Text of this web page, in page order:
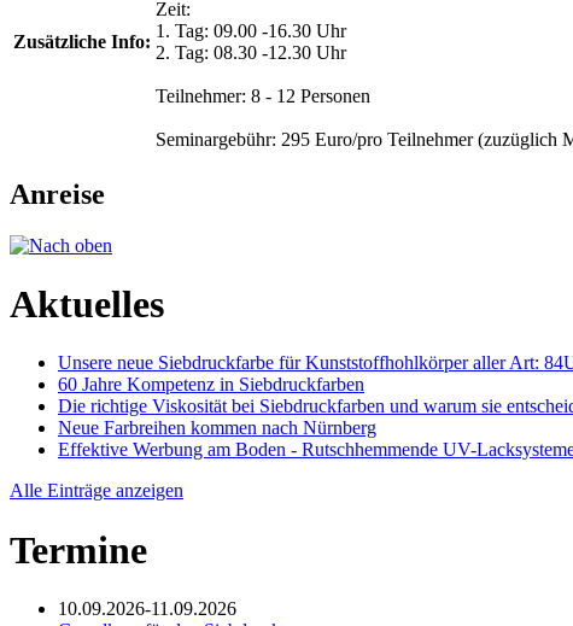
Zusätzliche Info:
Zeit:
1. Tag: 09.00 -16.30 Uhr
2. Tag: 08.30 -12.30 Uhr
Teilnehmer: 8 - 12 Personen
Seminargebühr: 295 Euro/pro Teilnehmer (zuzüglich
Anreise
Aktuelles
Unsere neue Siebdruckfarbe für Kunststoffhohlkörper aller Art:
60 Jahre Kompetenz in Siebdruckfarben
Die richtige Viskosität bei Siebdruckfarben und warum sie
Neue Farbreihen kommen nach Nürnberg
Effektive Werbung am Boden - Rutschhemmende UV-
Alle Einträge anzeigen
Termine
10.09.2026-11.09.2026